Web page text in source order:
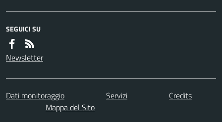
SEGUICI SU
Newsletter
Dati monitoraggio Servizi
Credits
Mappa del Sito